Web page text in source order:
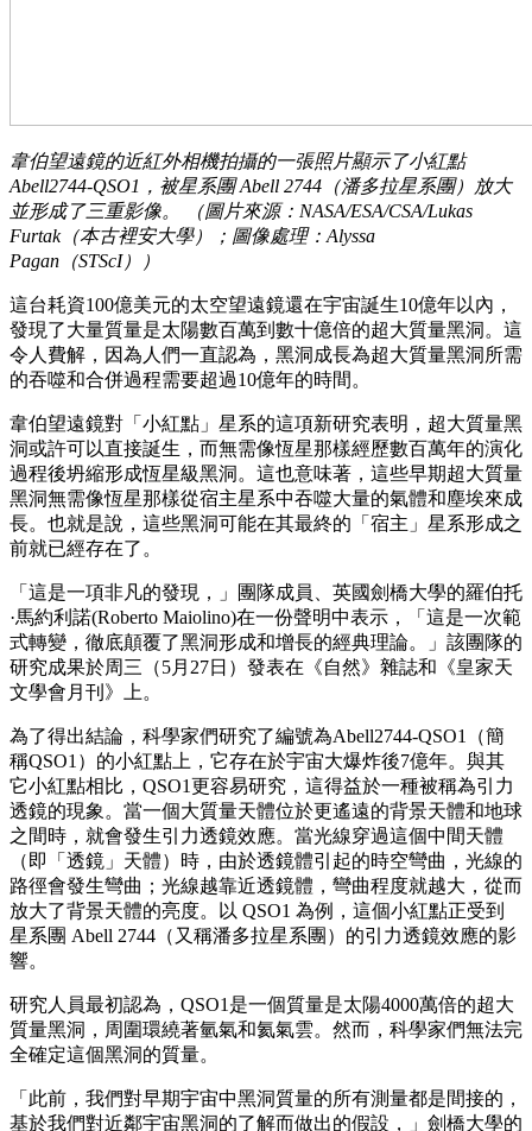
韋伯望遠鏡的近紅外相機拍攝的一張照片顯示了小紅點
Abell2744-QSO1，被星系團 Abell 2744（潘多拉星系團）放大
並形成了三重影像。 （圖片來源：NASA/ESA/CSA/Lukas
Furtak（本古裡安大學）；圖像處理：Alyssa
Pagan（STScI））
這台耗資100億美元的太空望遠鏡還在宇宙誕生10億年以內，
發現了大量質量是太陽數百萬到數十億倍的超大質量黑洞。這
令人費解，因為人們一直認為，黑洞成長為超大質量黑洞所需
的吞噬和合併過程需要超過10億年的時間。
韋伯望遠鏡對「小紅點」星系的這項新研究表明，超大質量黑
洞或許可以直接誕生，而無需像恆星那樣經歷數百萬年的演化
過程後坍縮形成恆星級黑洞。這也意味著，這些早期超大質量
黑洞無需像恆星那樣從宿主星系中吞噬大量的氣體和塵埃來成
長。也就是說，這些黑洞可能在其最終的「宿主」星系形成之
前就已經存在了。
「這是一項非凡的發現，」團隊成員、英國劍橋大學的羅伯托
·馬約利諾(Roberto Maiolino)在一份聲明中表示，「這是一次範
式轉變，徹底顛覆了黑洞形成和增長的經典理論。」該團隊的
研究成果於周三（5月27日）發表在《自然》雜誌和《皇家天
文學會月刊》上。
為了得出結論，科學家們研究了編號為Abell2744-QSO1（簡
稱QSO1）的小紅點上，它存在於宇宙大爆炸後7億年。與其
它小紅點相比，QSO1更容易研究，這得益於一種被稱為引力
透鏡的現象。當一個大質量天體位於更遙遠的背景天體和地球
之間時，就會發生引力透鏡效應。當光線穿過這個中間天體
（即「透鏡」天體）時，由於透鏡體引起的時空彎曲，光線的
路徑會發生彎曲；光線越靠近透鏡體，彎曲程度就越大，從而
放大了背景天體的亮度。以 QSO1 為例，這個小紅點正受到
星系團 Abell 2744（又稱潘多拉星系團）的引力透鏡效應的影
響。
研究人員最初認為，QSO1是一個質量是太陽4000萬倍的超大
質量黑洞，周圍環繞著氫氣和氦氣雲。然而，科學家們無法完
全確定這個黑洞的質量。
「此前，我們對早期宇宙中黑洞質量的所有測量都是間接的，
基於我們對近鄰宇宙黑洞的了解而做出的假設，」劍橋大學的